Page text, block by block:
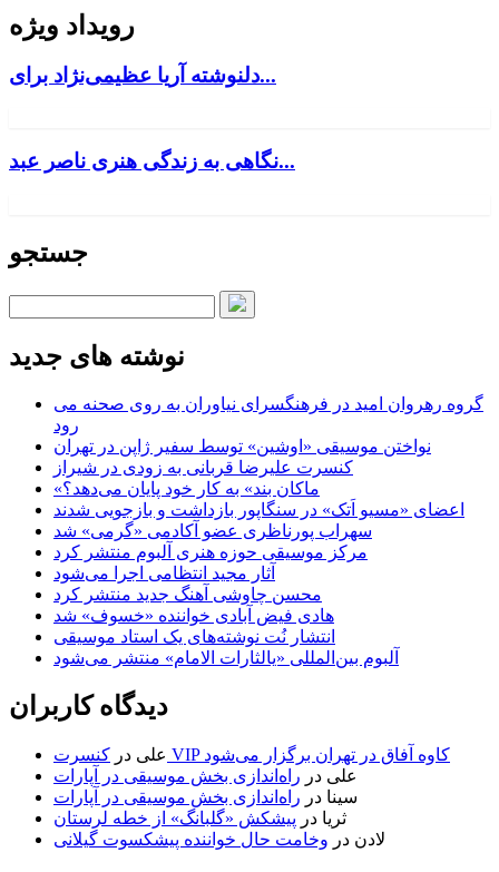
رویداد ویژه
دلنوشته آریا عظیمی‌نژاد برای...
نگاهی به زندگی هنری ناصر عبد...
جستجو
نوشته های جدید
گروه رهروان امید در فرهنگسرای نیاوران به روی صحنه می
رود
نواختن موسیقی «اوشین» توسط سفیر ژاپن در تهران
کنسرت علیرضا قربانی به زودی در شیراز
«ماکان بند» به کار خود پایان می‌دهد؟
اعضای «مسیو اَتک» در سنگاپور بازداشت و بازجویی شدند
سهراب پورناظری عضو آکادمی «گرمی» شد
مرکز موسیقی حوزه هنری آلبوم منتشر کرد
آثار مجید انتظامی اجرا می‌شود
محسن چاوشی آهنگ جدید منتشر کرد
هادی فیض آبادی خواننده «خسوف» شد
انتشار نُت نوشته‌های یک استاد موسیقی
آلبوم بین‌المللی «یالثارات الامام» منتشر می‌شود
دیدگاه کاربران
علی در
کنسرت VIP کاوه آفاق در تهران برگزار می‌شود
علی در راه‌اندازی بخش موسیقی در آپارات
سینا در راه‌اندازی بخش موسیقی در آپارات
ثریا در پیشکش «گلبانگ» از خطه لرستان
لادن در وخامت حال خواننده پیشکسوت گیلانی